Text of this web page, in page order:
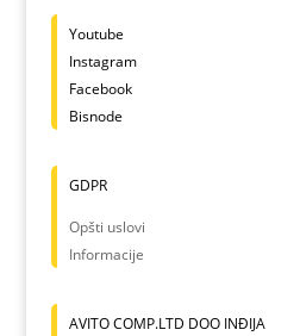
Youtube
Instagram
Facebook
Bisnode
GDPR
Opšti uslovi
Informacije
AVITO COMP.LTD DOO INĐIJA